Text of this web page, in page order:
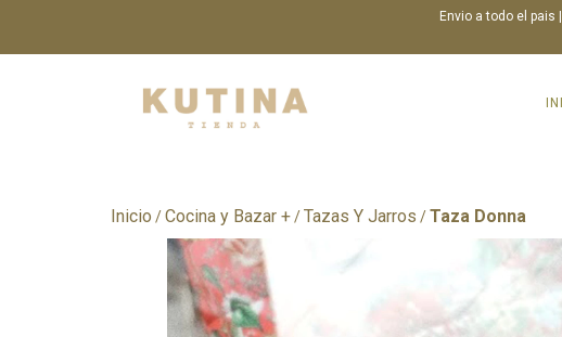
Envio a todo el
Inicio /Cocina y Bazar +/Tazas Y Jarros /Taza Donna